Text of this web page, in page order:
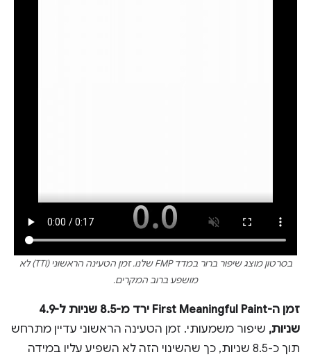
בסרטון מוצג שיפור ברור במדד FMP שלנו. זמן הטעינה הראשוני (TTI) לא
מושפע ברוב המקרים.
זמן ה-First Meaningful Paint ירד מ-8.5 שניות ל-4.9
שניות, שיפור משמעותי. זמן הטעינה הראשוני עדיין מתרחש
תוך כ-8.5 שניות, כך שהשינוי הזה לא השפיע עליו במידה